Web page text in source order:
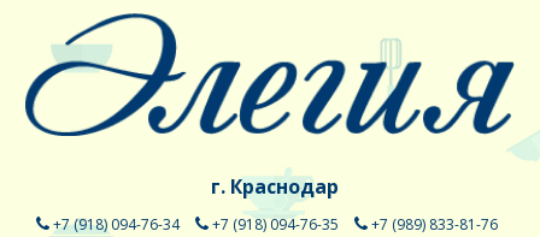
г. Краснодар
+7 (918) 094-76-34 +7 (918) 094-76-35
+7 (989) 833-81-76